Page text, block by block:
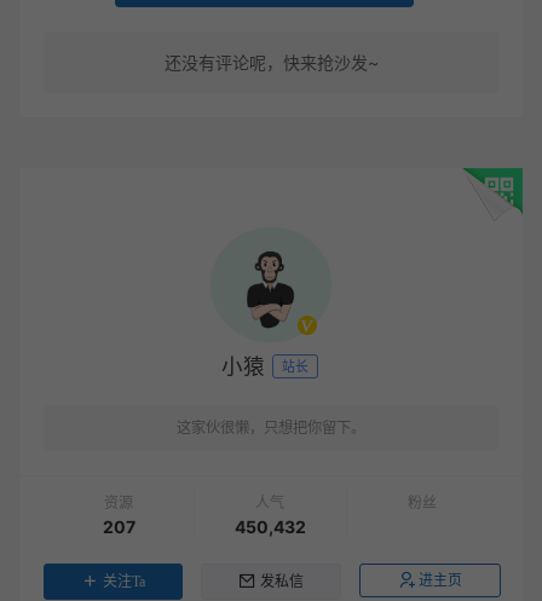
还没有评论呢，快来抢沙发~
小猿 站长
这家伙很懒，只想把你留下。
资源
207
人气
450,432
粉丝
关注Ta 发私信 进主页